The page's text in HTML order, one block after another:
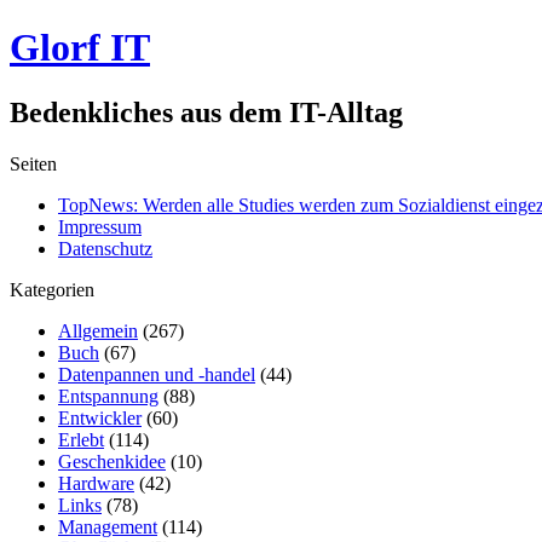
Glorf IT
Bedenkliches aus dem IT-Alltag
Seiten
TopNews: Werden alle Studies werden zum Sozialdienst
Impressum
Datenschutz
Kategorien
Allgemein (267)
Buch (67)
Datenpannen und -handel (44)
Entspannung (88)
Entwickler(60)
Erlebt (114)
Geschenkidee (10)
Hardware (42)
Links (78)
Management (114)